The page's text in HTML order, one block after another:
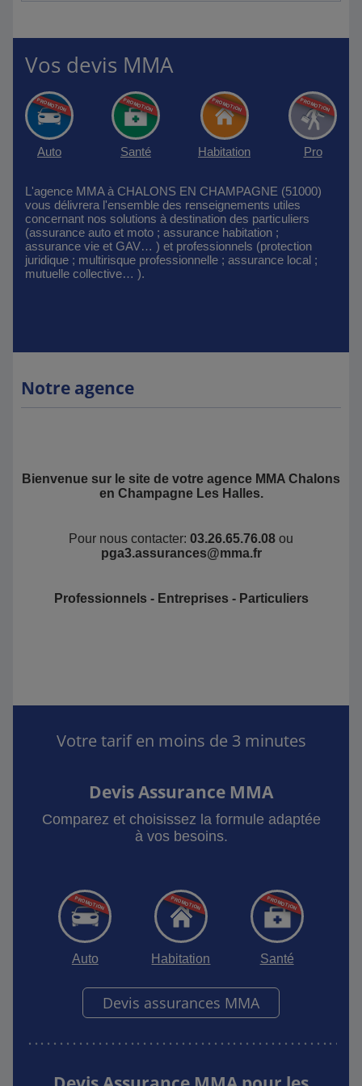
Vos devis MMA
Auto Santé Habitation Pro
L'agence MMA à CHALONS EN CHAMPAGNE (51000)
vous délivrera l'ensemble des renseignements utiles
concernant nos solutions à destination des particuliers
(assurance auto et moto ; assurance habitation ;
assurance vie et GAV… ) et professionnels (protection
juridique ; multirisque professionnelle ; assurance local ;
mutuelle collective… ).
Notre agence
Bienvenue sur le site de votre agence MMA Chalons
en Champagne Les Halles.
Pour nous contacter: 03.26.65.76.08 ou
pga3.assurances@mma.fr
Professionnels - Entreprises - Particuliers
Votre tarif en moins de 3 minutes
Devis Assurance MMA
Comparez et choisissez la formule adaptée
à vos besoins.
Auto Habitation Santé
Devis assurances MMA